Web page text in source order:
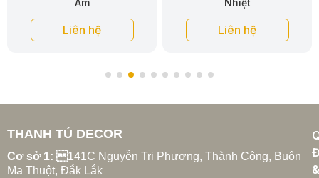
Nhiệt
Liên hệ
Cấp
Liên hệ
THANH TÚ DECOR
Cơ sở 1: 141C Nguyễn Tri Phương, Thành Công, Buôn
Ma Thuột, Đắk Lắk
&